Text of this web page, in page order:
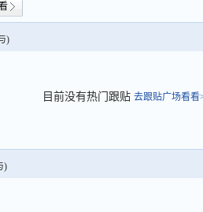
)
目前没有热门跟贴 去跟贴广场看看
)